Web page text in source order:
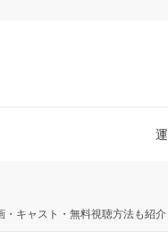
キャスト・無料視聴方法も紹介